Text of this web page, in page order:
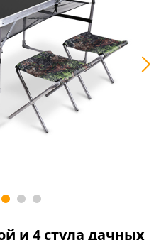
и 4 стула дачных